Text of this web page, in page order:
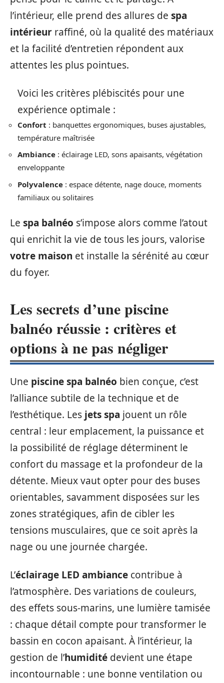
l’intérieur, elle prend des allures de spa
intérieur raffiné, où la qualité des matériaux
et la facilité d’entretien répondent aux
attentes les plus pointues.
Voici les critères plébiscités pour une
expérience optimale :
Confort : banquettes ergonomiques, buses ajustables,
température maîtrisée
Ambiance : éclairage LED, sons apaisants, végétation
enveloppante
Polyvalence : espace détente, nage douce, moments
familiaux ou solitaires
Le spa balnéo s’impose alors comme l’atout
qui enrichit la vie de tous les jours, valorise
votre maison et installe la sérénité au cœur
du foyer.
Les secrets d’une piscine
balnéo réussie : critères et
options à ne pas négliger
Une piscine spa balnéo bien conçue, c’est
l’alliance subtile de la technique et de
l’esthétique. Les jets spa jouent un rôle
central : leur emplacement, la puissance et
la possibilité de réglage déterminent le
confort du massage et la profondeur de la
détente. Mieux vaut opter pour des buses
orientables, savamment disposées sur les
zones stratégiques, afin de cibler les
tensions musculaires, que ce soit après la
nage ou une journée chargée.
L’éclairage LED ambiance contribue à
l’atmosphère. Des variations de couleurs,
des effets sous-marins, une lumière tamisée
: chaque détail compte pour transformer le
bassin en cocon apaisant. À l’intérieur, la
gestion de l’humidité devient une étape
incontournable : une bonne ventilation ou